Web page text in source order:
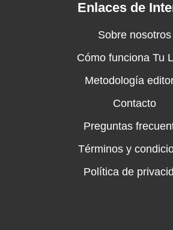
Enlaces de
Sobre nosotros
Cómo funciona Tu
Metodología
Contacto
Preguntas
Términos y
Política de